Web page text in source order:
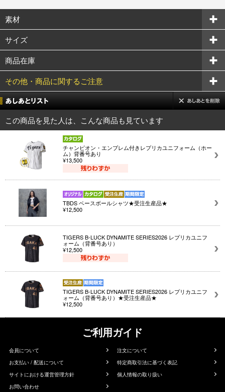
素材
サイズ
商品在庫
その他・商品に関するご注意
この商品を見た人は、こんな商品も見ています
チャンピオン・エンブレム付きレプリカユニフォーム（ホー
ム）背番号あり
¥13,500
TBDS ベースボールシャツ★受注生産品★
¥12,500
TIGERS B-LUCK DYNAMITE SERIES2026 レプリカユニフ
ォーム（背番号あり）
¥12,500
TIGERS B-LUCK DYNAMITE SERIES2026 レプリカユニフ
ォーム（背番号あり）★受注生産品★
¥12,500
ご利用ガイド
会員について
注文について
お支払い / 配送について
特定商取引法に基づく表記
サイトにおける運営管理方針
個人情報の取り扱い
お問い合わせ